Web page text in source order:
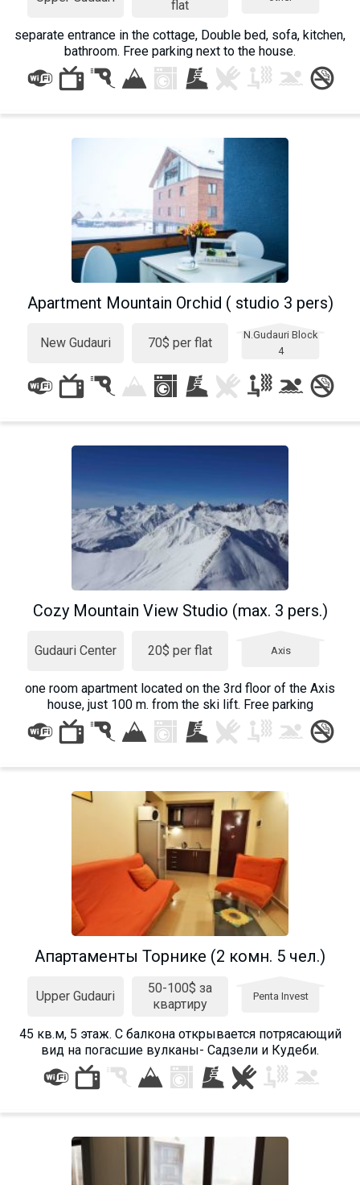
flat
separate entrance in the cottage, Double bed, sofa, kitchen,
bathroom. Free parking next to the house.
Apartment Mountain Orchid ( studio 3 pers)
New Gudauri 70$ per flat
N.Gudauri Block
4
Cozy Mountain View Studio (max. 3 pers.)
Gudauri Center 20$ per flat Axis
one room apartment located on the 3rd floor of the Axis
house, just 100 m. from the ski lift. Free parking
Апартаменты Торнике (2 комн. 5 чел.)
Upper Gudauri
50-100$ за
квартиру
Penta Invest
45 кв.м, 5 этаж. С балкона открывается потрясающий
вид на погасшие вулканы- Садзели и Кудеби.